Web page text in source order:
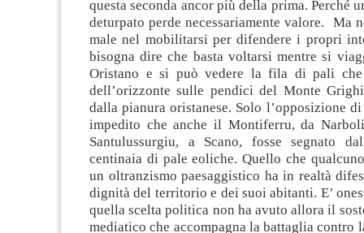
questa seconda ancor più della prima. Perché
deturpato perde necessariamente valore. Ma
male nel mobilitarsi per difendere i propri
bisogna dire che basta voltarsi mentre si
Oristano e si può vedere la fila di pali
dell’orizzonte sulle pendici del Monte
dalla pianura oristanese. Solo l’opposizione
impedito che anche il Montiferru, da
Santulussurgiu, a Scano, fosse segnato
centinaia di pale eoliche. Quello che
un oltranzismo paesaggistico ha in realtà
dignità del territorio e dei suoi abitanti. E’
quella scelta politica non ha avuto allora il
mediatico che accompagna la battaglia contro